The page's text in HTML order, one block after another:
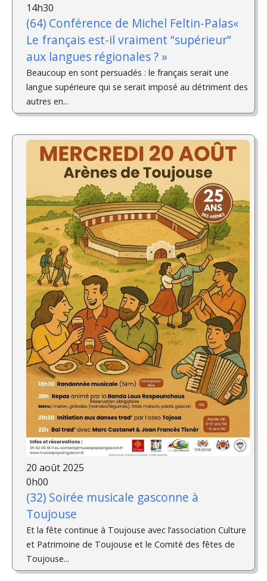
14h30
(64) Conférence de Michel Feltin-Palas«
Le français est-il vraiment “supérieur”
aux langues régionales ? »
Beaucoup en sont persuadés : le français serait une
langue supérieure qui se serait imposé au détriment des
autres en...
20 août 2025
0h00
(32) Soirée musicale gasconne à
Toujouse
Et la fête continue à Toujouse avec l’association Culture
et Patrimoine de Toujouse et le Comité des fêtes de
Toujouse...